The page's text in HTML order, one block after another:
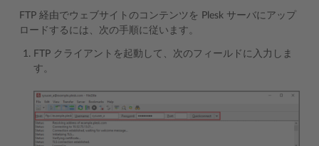
FTP 経由でウェブサイトのコンテンツを Plesk サーバにアップ
ロードするには、次の手順に従います。
FTP クライアントを起動して、次のフィールドに入力しま
す。